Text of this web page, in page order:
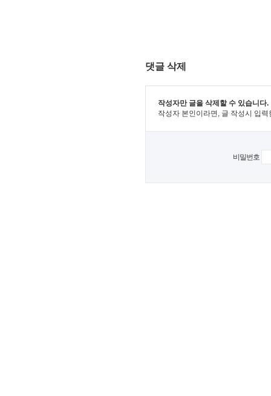
댓글 삭제
작성자만 글을 삭제할 수 있습니다.
작성자 본인이라면, 글 작성시 입
비밀번호